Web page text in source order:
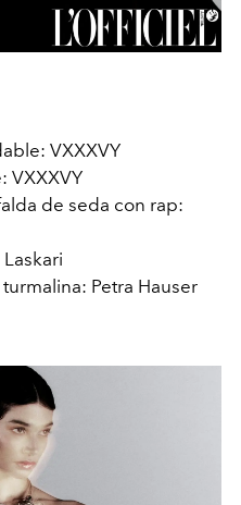
VXXXVY
VXXXVY
de seda con rap:
Petra Hauser